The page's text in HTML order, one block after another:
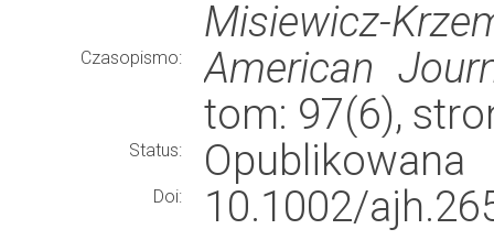
Misiewicz-
Czasopismo:
American
tom: 97(6),
Status: Opublikowana
Doi:
10.1002/